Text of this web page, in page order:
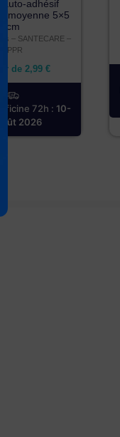
auto-adhésif
moyenne 5×5
cm
– SANTECARE –
LPPR
de 2,99 €
72h : 10-
2026